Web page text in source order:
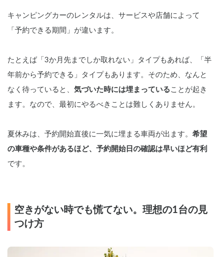
キャンピングカーのレンタルは、サービスや店舗によって
「予約できる期間」が違います。
たとえば「3か月先までしか取れない」タイプもあれば、「半
年前から予約できる」タイプもあります。そのため、なんと
なく待っていると、 気づいた時には埋まっている ことが起き
ます。なので、最初にやるべきことは難しくありません。
夏休みは、予約開始直後に一気に埋まる車両が出ます。 希望
の車種や条件があるほど、予約開始日の確認は早いほど有利
です。
空きがない時でも慌てない。理想の1台の見
つけ方